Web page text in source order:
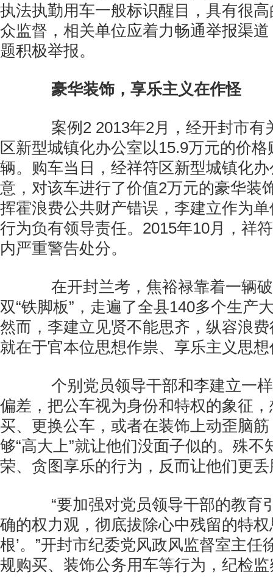
执法执勤用车一般标识醒目，具有很
众监督，相关单位应着力畅通举报渠
题积极举报。
豪华装饰，享乐主义在作怪
案例2 2013年2月，经开封市有
区新型城镇化办公室以15.9万元的价
辆。购车当日，经祥符区新型城镇化
意，对该车进行了价值2万元的豪华装
挥霍浪费公共财产错误，李建立作为
行为负有领导责任。2015年10月，祥
内严重警告处分。
在开封兰考，焦裕禄靠着一辆破
双“铁脚板”，走遍了全县140多个生产
然而，李建立见贤不能思齐，纵容浪
就在于官本位思想作祟、享乐主义思
个别党员领导干部和李建立一样
偏差，把公车视为身份和特权的象征
买、更换公车，或者在装饰上动歪脑
够“高大上”就让他们没面子似的。殊不
荣、贪图享乐的行为，反而让他们更
“要加强对党员领导干部的教育
确的权力观，彻底拔除心中残留的特权
根’。”开封市纪委党风政风监督室主任
规购买、装饰公务用车等行为，纪检